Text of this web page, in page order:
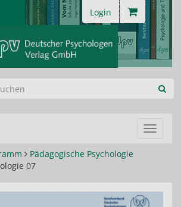
Login
ein-/
Pädagogische Psychologie
07